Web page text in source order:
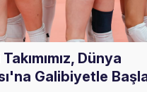
Dünya
Galibiyetle